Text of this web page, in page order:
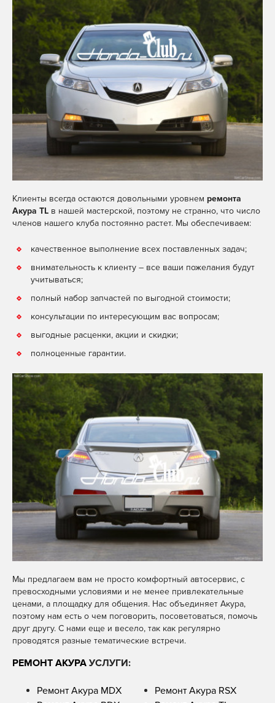
Клиенты всегда остаются довольными уровнем ремонта
Акура TL в нашей мастерской, поэтому не странно, что число
членов нашего клуба постоянно растет. Мы обеспечиваем:
качественное выполнение всех поставленных задач;
внимательность к клиенту – все ваши пожелания будут
учитываться;
полный набор запчастей по выгодной стоимости;
консультации по интересующим вас вопросам;
выгодные расценки, акции и скидки;
полноценные гарантии.
Мы предлагаем вам не просто комфортный автосервис, с
превосходными условиями и не менее привлекательные
ценами, а площадку для общения. Нас объединяет Акура,
поэтому нам есть о чем поговорить, посоветоваться, помочь
друг другу. С нами еще и весело, так как регулярно
проводятся разные тематические встречи.
РЕМОНТ АКУРА УСЛУГИ:
Ремонт Акура MDX
Ремонт Акура RSX